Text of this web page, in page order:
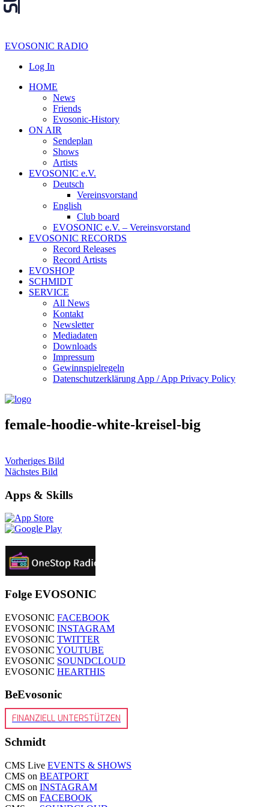
EVOSONIC RADIO
Log In
HOME
News
Friends
Evosonic-History
ON AIR
Sendeplan
Shows
Artists
EVOSONIC e.V.
Deutsch
Vereinsvorstand
English
Club board
EVOSONIC e.V. ‒ Vereinsvorstand
EVOSONIC RECORDS
Record Releases
Record Artists
EVOSHOP
SCHMIDT
SERVICE
All News
Kontakt
Newsletter
Mediadaten
Downloads
Impressum
Gewinnspielregeln
Datenschutzerklärung App / App Privacy Policy
female-hoodie-white-kreisel-big
Vorheriges Bild
Nächstes Bild
Apps & Skills
Folge EVOSONIC
EVOSONIC FACEBOOK
EVOSONIC INSTAGRAM
EVOSONIC TWITTER
EVOSONIC YOUTUBE
EVOSONIC SOUNDCLOUD
EVOSONIC HEARTHIS
BeEvosonic
FINANZIELL UNTERSTÜTZEN
Schmidt
CMS Live EVENTS & SHOWS
CMS on BEATPORT
CMS on INSTAGRAM
CMS on FACEBOOK